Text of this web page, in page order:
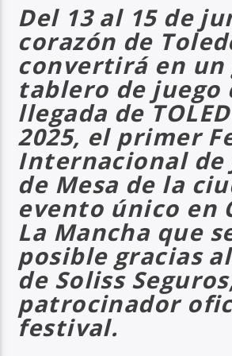
Del 13 al 15 de
corazón de
convertirá en un
tablero de juego
llegada de
2025, el primer
Internacional de
de Mesa de la
evento único en
La Mancha que
posible gracias
de Soliss
patrocinador
festival.